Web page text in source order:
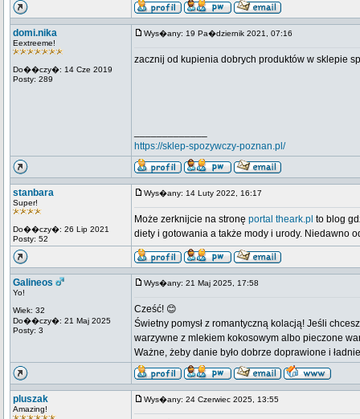
domi.nika
Eextreeme!
Do��czy�: 14 Cze 2019
Posty: 289
Wys�any: 19 Pa�dziernik 2021, 07:16
zacznij od kupienia dobrych produktów w sklepie
https://sklep-spozywczy-poznan.pl/
stanbara
Super!
Do��czy�: 26 Lip 2021
Posty: 52
Wys�any: 14 Luty 2022, 16:17
Może zerknijcie na stronę portal theark.pl to blog
diety i gotowania a także mody i urody. Niedawno
Galineos
Yo!
Wiek: 32
Do��czy�: 21 Maj 2025
Posty: 3
Wys�any: 21 Maj 2025, 17:58
Cześć! 😊
Świetny pomysł z romantyczną kolacją! Jeśli
warzywne z mlekiem kokosowym albo pieczone
Ważne, żeby danie było dobrze doprawione i
pluszak
Amazing!
Wys�any: 24 Czerwiec 2025, 13:55